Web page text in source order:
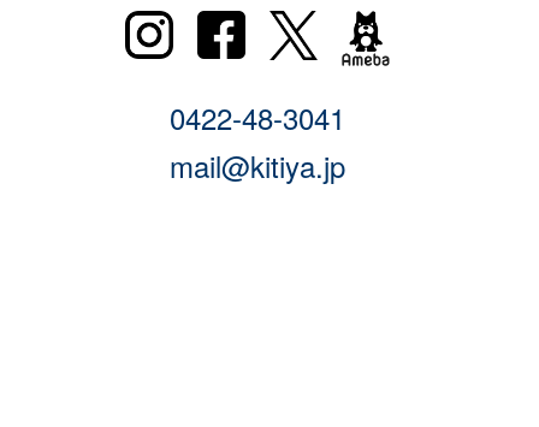
0422-48-3041
mail@kitiya.jp